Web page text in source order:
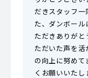
だきスタッフ一
た、ダンボー
ただきありが
ただいた声を
の向上に努めて
くお願いいたし